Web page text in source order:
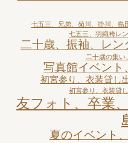
七五三、兄弟、菊川、掛川、島
七五三、羽織袴レ
二十歳、振袖、レン
二十歳の集い
写真館イベント
初宮参り、衣装貸し
初宮参り、衣装貸
友フォト、卒業
夏のイベント